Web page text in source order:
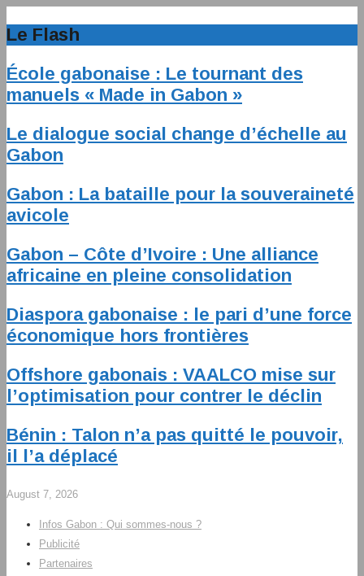
Le Flash
École gabonaise : Le tournant des
manuels « Made in Gabon »
Le dialogue social change d’échelle au
Gabon
Gabon : La bataille pour la souveraineté
avicole
Gabon – Côte d’Ivoire : Une alliance
africaine en pleine consolidation
Diaspora gabonaise : le pari d’une force
économique hors frontières
Offshore gabonais : VAALCO mise sur
l’optimisation pour contrer le déclin
Bénin : Talon n’a pas quitté le pouvoir,
il l’a déplacé
August 7, 2026
Infos Gabon : Qui sommes-nous ?
Publicité
Partenaires